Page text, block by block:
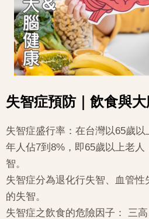
失智症預防｜飲食與
失智症盛行率：在台灣以65歲
年人佔7到8%，即65歲以上老人
智。
失智症分為退化行失智、血管性
的失智。
失智症之飲食的危險因子： 三